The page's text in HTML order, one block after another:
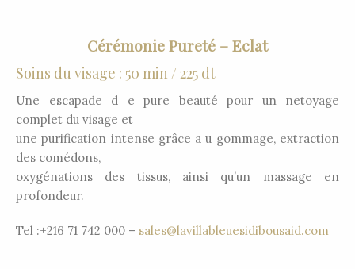
Cérémonie Pureté – Eclat
Soins du visage : 50 min / 225 dt
Une escapade d e pure beauté pour un netoyage
complet du visage et
une purification intense grâce a u gommage, extraction
des comédons,
oxygénations des tissus, ainsi qu’un massage en
profondeur.
Tel :+216 71 742 000 – sales@lavillableuesidibousaid.com